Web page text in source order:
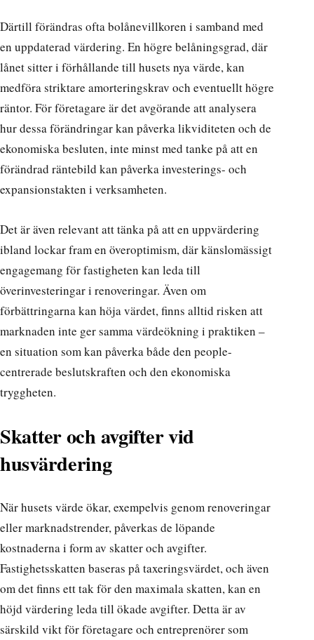
Därtill förändras ofta bolånevillkoren i samband med
en uppdaterad värdering. En högre belåningsgrad, där
lånet sitter i förhållande till husets nya värde, kan
medföra striktare amorteringskrav och eventuellt högre
räntor. För företagare är det avgörande att analysera
hur dessa förändringar kan påverka likviditeten och de
ekonomiska besluten, inte minst med tanke på att en
förändrad räntebild kan påverka investerings- och
expansionstakten i verksamheten.
Det är även relevant att tänka på att en uppvärdering
ibland lockar fram en överoptimism, där känslomässigt
engagemang för fastigheten kan leda till
överinvesteringar i renoveringar. Även om
förbättringarna kan höja värdet, finns alltid risken att
marknaden inte ger samma värdeökning i praktiken –
en situation som kan påverka både den people-
centrerade beslutskraften och den ekonomiska
tryggheten.
Skatter och avgifter vid
husvärdering
När husets värde ökar, exempelvis genom renoveringar
eller marknadstrender, påverkas de löpande
kostnaderna i form av skatter och avgifter.
Fastighetsskatten baseras på taxeringsvärdet, och även
om det finns ett tak för den maximala skatten, kan en
höjd värdering leda till ökade avgifter. Detta är av
särskild vikt för företagare och entreprenörer som